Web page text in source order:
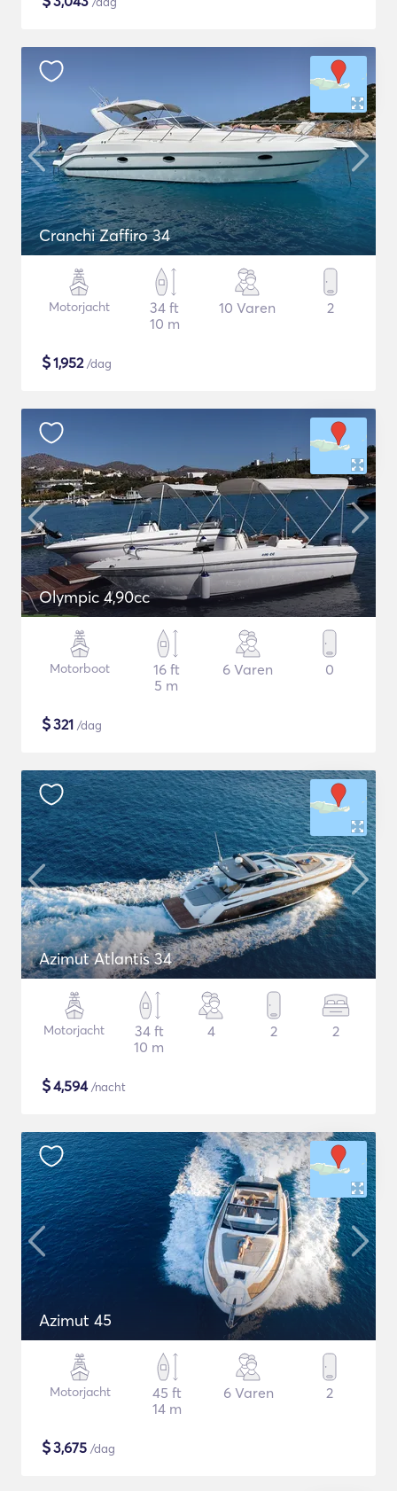
Cranchi Zaffiro 34
Motorjacht
34 ft
10 m
10 Varen 2
$1,952/dag
Olympic 4,90cc
Motorboot
16 ft
5 m
6 Varen 0
$321 /dag
Azimut Atlantis 34
Motorjacht
34 ft
10 m
4 2 2
$4,594/nacht
Azimut 45
Motorjacht
45 ft
14 m
6 Varen 2
$3,675 /dag